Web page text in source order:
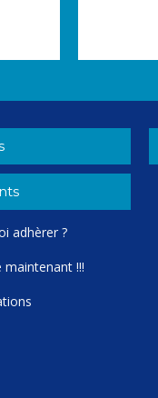
adhèrer ?
maintenant !!!